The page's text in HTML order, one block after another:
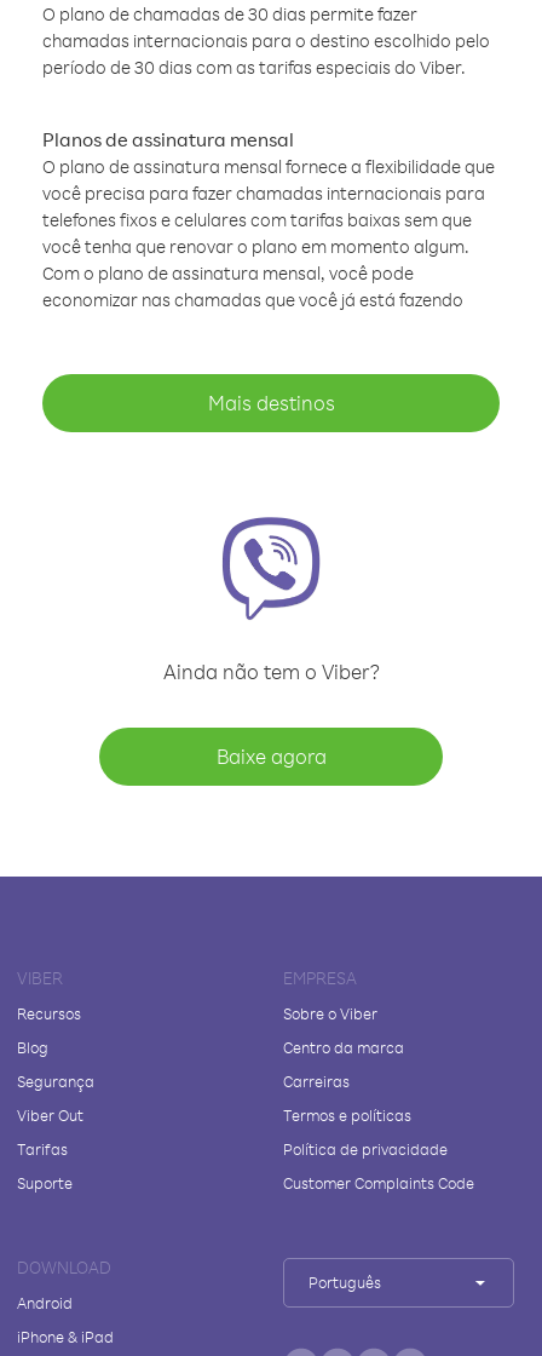
O plano de chamadas de 30 dias permite fazer
chamadas internacionais para o destino escolhido pelo
período de 30 dias com as tarifas especiais do Viber.
Planos de assinatura mensal
O plano de assinatura mensal fornece a flexibilidade que
você precisa para fazer chamadas internacionais para
telefones fixos e celulares com tarifas baixas sem que
você tenha que renovar o plano em momento algum.
Com o plano de assinatura mensal, você pode
economizar nas chamadas que você já está fazendo
Mais destinos
Ainda não tem o Viber?
Baixe agora
VIBER
Recursos
Blog
Segurança
Viber Out
Tarifas
Suporte
EMPRESA
Sobre o Viber
Centro da marca
Carreiras
Termos e políticas
Política de privacidade
Customer Complaints Code
DOWNLOAD
Android
iPhone & iPad
Português